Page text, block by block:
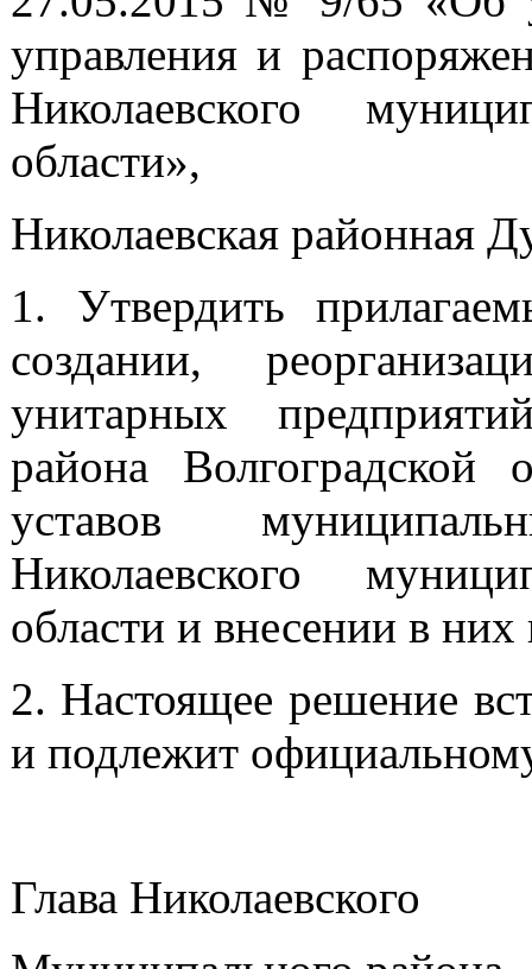
управления и
Николаевского
области»,
Николаевская районная
1. Утвердить
создании,
унитарных
района
уставов
Николаевского
области и внесении в
2. Настоящее решение
и подлежит
Глава Николаевского